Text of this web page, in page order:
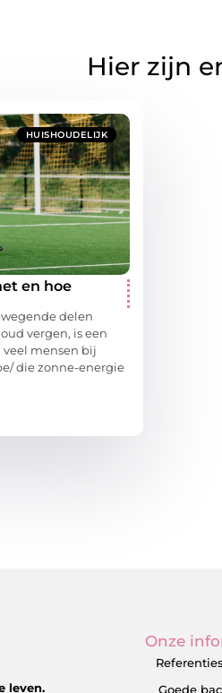
Hier zijn
HUISHOUDELIJK
en hoe
delen
vergen, is een
veel mensen bij
die zonne-energie
leven.
Onze
Referenties
Goede